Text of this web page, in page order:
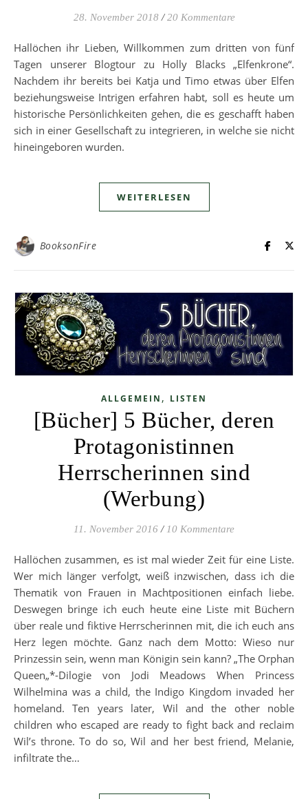
28. November 2018 / 20 Kommentare
Hallöchen ihr Lieben, Willkommen zum dritten von fünf
Tagen unserer Blogtour zu Holly Blacks „Elfenkrone“.
Nachdem ihr bereits bei Katja und Timo etwas über Elfen
beziehungsweise Intrigen erfahren habt, soll es heute um
historische Persönlichkeiten gehen, die es geschafft haben
sich in einer Gesellschaft zu integrieren, in welche sie nicht
hineingeboren wurden.
WEITERLESEN
BooksonFire
ALLGEMEIN , LISTEN
[Bücher] 5 Bücher, deren
Protagonistinnen
Herrscherinnen sind
(Werbung)
11. November 2016 / 10 Kommentare
Hallöchen zusammen, es ist mal wieder Zeit für eine Liste.
Wer mich länger verfolgt, weiß inzwischen, dass ich die
Thematik von Frauen in Machtpositionen einfach liebe.
Deswegen bringe ich euch heute eine Liste mit Büchern
über reale und fiktive Herrscherinnen mit, die ich euch ans
Herz legen möchte. Ganz nach dem Motto: Wieso nur
Prinzessin sein, wenn man Königin sein kann? „The Orphan
Queen„*-Dilogie von Jodi Meadows When Princess
Wilhelmina was a child, the Indigo Kingdom invaded her
homeland. Ten years later, Wil and the other noble
children who escaped are ready to fight back and reclaim
Wil’s throne. To do so, Wil and her best friend, Melanie,
infiltrate the…